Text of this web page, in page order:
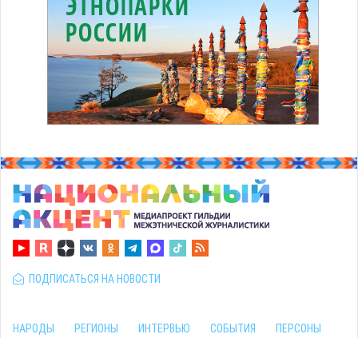
ПОДПИСАТЬСЯ НА НОВОСТИ
НАРОДЫ РЕГИОНЫ ИНТЕРВЬЮ СОБЫТИЯ ПЕРСОНЫ